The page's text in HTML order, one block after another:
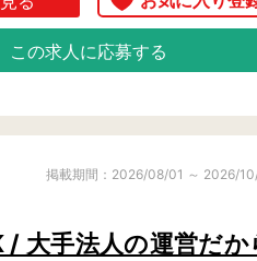
この求人に応募する
掲載期間：2026/08/01 ～ 2026/
大手法人の運営だか